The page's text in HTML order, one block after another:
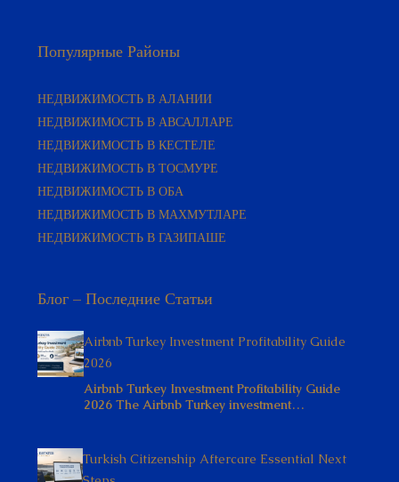
НЕДВИЖИМОСТЬ В АВСАЛЛАРЕ
НЕДВИЖИМОСТЬ В КЕСТЕЛЕ
НЕДВИЖИМОСТЬ В ТОСМУРЕ
НЕДВИЖИМОСТЬ В ОБА
НЕДВИЖИМОСТЬ В МАХМУТЛАРЕ
НЕДВИЖИМОСТЬ В ГАЗИПАШЕ
2026
Airbnb Turkey Investment Profitability Guide
2026 The Airbnb Turkey investment…
Steps